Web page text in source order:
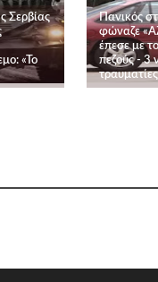
Σερβίας
«Το
Πανικός
φώναζε
έπεσε με
πεζούς - 3